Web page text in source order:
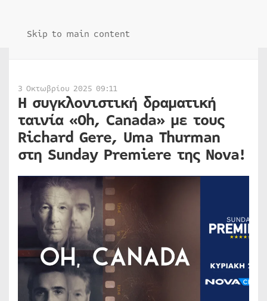
Skip to main content
3 Οκτωβρίου 2025 09:11
Η συγκλονιστική δραματική
ταινία «Oh, Canada» με τους
Richard Gere, Uma Thurman
στη Sunday Premiere της Nova!